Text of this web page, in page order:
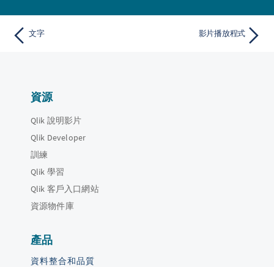
文字 影片播放程式
資源
Qlik 說明影片
Qlik Developer
訓練
Qlik 學習
Qlik 客戶入口網站
資源物件庫
產品
資料整合和品質